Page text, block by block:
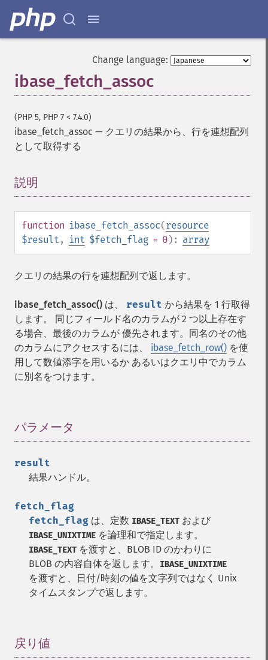
Change language:
ibase_fetch_assoc
(PHP 5, PHP 7 < 7.4.0)
ibase_fetch_assoc — クエリの結果から、行を連想配列
として取得する
説明
function ibase_fetch_assoc(resource
$result , int $fetch_flag = 0): array
クエリの結果の行を連想配列で返します。
ibase_fetch_assoc() は、 result から結果を 1 行取得
します。 同じフィールド名のカラムが 2 つ以上存在す
る場合、最後のカラムが 優先されます。同名のその他
のカラムにアクセスするには、 ibase_fetch_row() を使
用して数値添字を用いるか あるいはクエリ中でカラム
に別名をつけます。
パラメータ
result
結果ハンドル。
fetch_flag
fetch_flag は、定数 IBASE_TEXT および
IBASE_UNIXTIME を論理和で指定します。
IBASE_TEXT を渡すと、BLOB ID のかわりに
BLOB の内容自体を返します。
IBASE_UNIXTIME
を渡すと、日付/時刻の値を文字列ではなく Unix
タイムスタンプで返します。
戻り値